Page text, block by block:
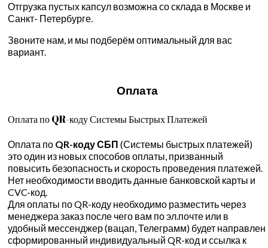
Отгрузка пустых капсул возможна со склада в Москве и
Санкт- Петербурге.
Звоните нам, и мы подберём оптимальный для вас
вариант.
Оплата
Оплата по QR-коду Системы Быстрых Платежей
Оплата по QR-коду СБП (Системы быстрых платежей)
это один из новых способов оплаты, призванный
повысить безопасность и скорость проведения платежей.
Нет необходимости вводить данные банковской карты и
CVC-код.
Для оплаты по QR-коду необходимо разместить через
менеджера заказ после чего вам по эл.почте или в
удобный мессенджер (вацап, Телеграмм) будет направлен
сформированный индивидуальный QR-код и ссылка к